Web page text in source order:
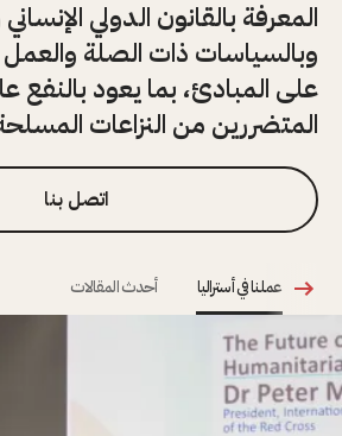
المعرفة بالقانون الدولي
وبالسياسات ذات الصلة والعمل
على المبادئ، بما يعود
المتضررين من النزاعات
اتصل بنا
عملنا في أستراليا أحدث المقالات